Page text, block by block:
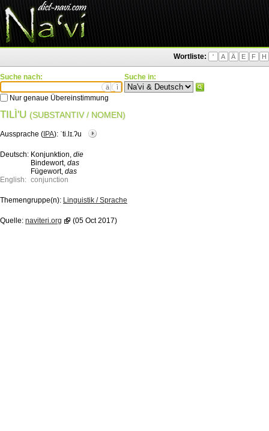
Wortliste: ' A Ä E F H
Suche nach:
ä ì
Nur genaue Übereinstimmung
Suche in:
TILÌ'U (SUBSTANTIV / NOMEN)
Aussprache ( IPA): ˈti.lɪ.ʔu
Deutsch: Konjunktion, die
Bindewort, das
Fügewort, das
English: conjunction
Themengruppe(n): Linguistik / Sprache
Quelle: naviteri.org (05 Oct 2017)